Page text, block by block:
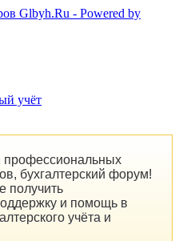
учёт
бухгалтерский форум!
получить
и помощь в
учёта и